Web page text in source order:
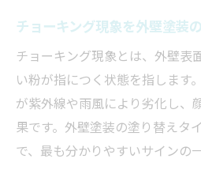
外壁塗装の時期年数
外壁塗装10年説に惑
塗装が向かない季節と最
外壁塗装に適さない
表
外壁塗装の季節ごとの
チョーキング現象を外壁塗装
チョーキング現象とは、外壁表
い粉が指につく状態を指します
が紫外線や雨風により劣化し、
果です。外壁塗装の塗り替えタ
で、最も分かりやすいサインの